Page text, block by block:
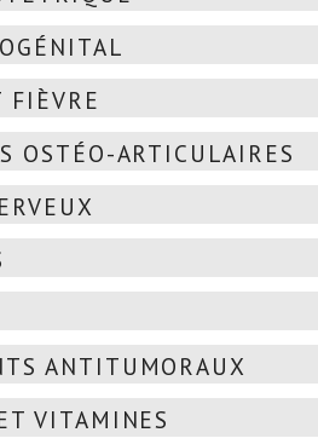
FIÈVRE
OSTÉO-ARTICULAIRES
ANTITUMORAUX
VITAMINES